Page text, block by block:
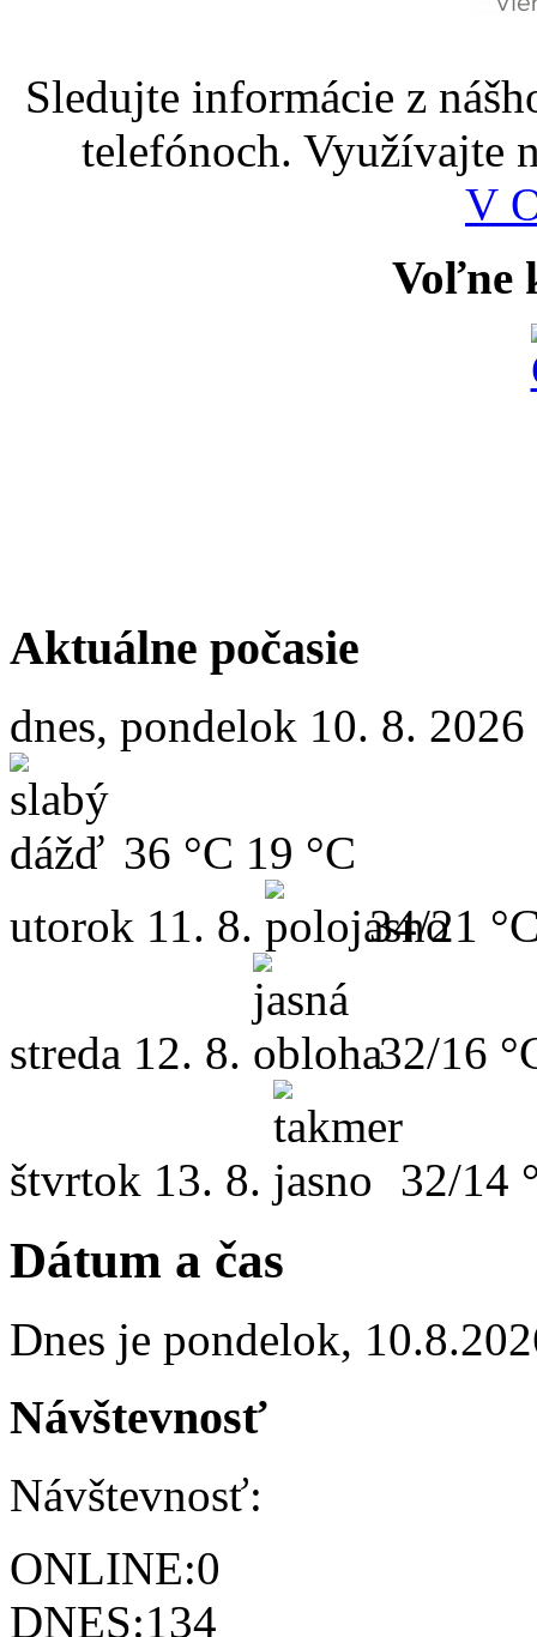
Sledujte informácie z
telefónoch. Využívajte
V
Voľne
Aktuálne počasie
dnes, pondelok 10. 8. 2026
36 °C 19 °C
utorok 11. 8. 34/21
streda 12. 8. 32/16
štvrtok 13. 8. 32/14
Dátum a čas
Dnes je pondelok,
Návštevnosť
Návštevnosť:
ONLINE:0
DNES:134